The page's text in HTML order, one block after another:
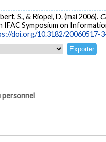
S., & Riopel, D. (mai 2006).
IFAC Symposium on
doi.org/10.3182/20060517-
personnel